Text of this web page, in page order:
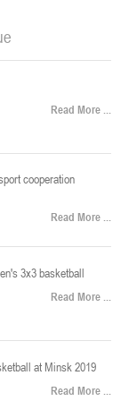
апреля 2026 г., г.
2026 г., г. Гомель,
2026 г., г.
Read More ...
cooperation
Read More ...
3x3 basketball
Read More ...
at Minsk 2019
Read More ...